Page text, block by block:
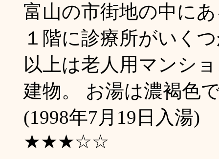
富山の市街地の中に
１階に診療所がいく
以上は老人用マンシ
建物。 お湯は濃褐色
(1998年7月19日入湯)
★★★☆☆